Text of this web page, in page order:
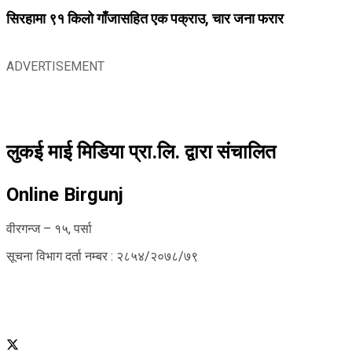
सिरहामा ९१ किलो गाँजासहित एक पक्राउ, चार जना फरार
ADVERTISEMENT
लुकई माई मिडिया प्रा.लि. द्वारा संचालित
Online Birgunj
वीरगन्ज – १५, पर्सा
सूचना विभाग दर्ता नम्बर : २८५४/२०७८/७९